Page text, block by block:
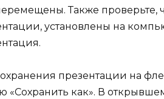
Также проверьте,
установлены на
презентации на
«Сохранить как». В